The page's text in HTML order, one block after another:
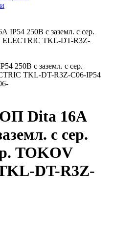
IP54 250В с заземл. с сер.
TKL-DT-R3Z-
ОП Dita 16А
с сер.
TOKOV
DT-R3Z-